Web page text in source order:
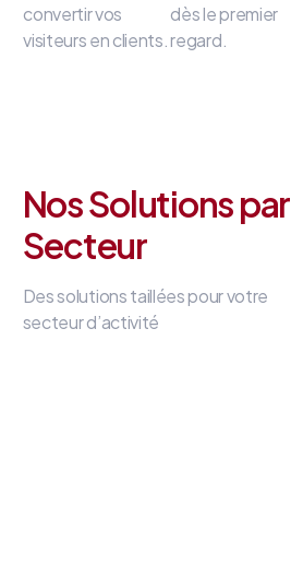
convertir vos
visiteurs en clients.
dès le premier
regard.
Nos Solutions par
Secteur
Des solutions taillées pour votre
secteur d’activité